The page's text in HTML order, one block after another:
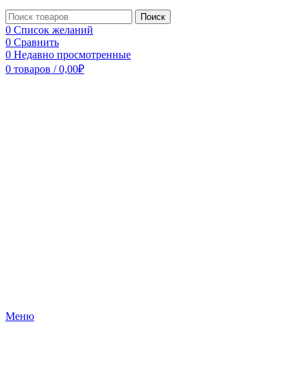
Поиск
0 Список желаний
0 Сравнить
0 Недавно просмотренные
0 товаров / 0,00₽
Меню